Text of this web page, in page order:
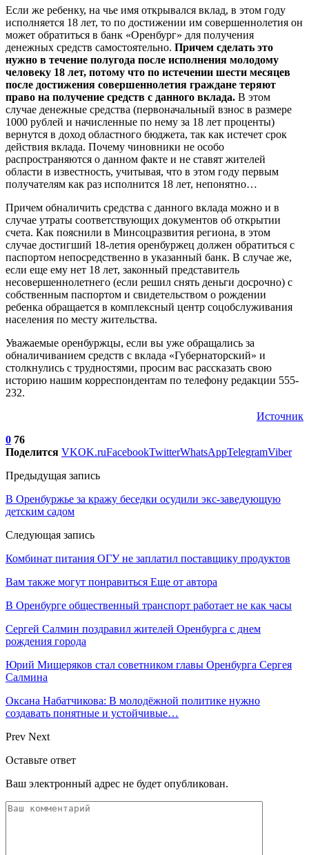
Если же ребенку, на чье имя открывался вклад, в этом году
исполняется 18 лет, то по достижении им совершеннолетия он
может обратиться в банк «Оренбург» для получения
денежных средств самостоятельно. Причем сделать это
нужно в течение полугода после исполнения молодому
человеку 18 лет, потому что по истечении шести месяцев
после достижения совершеннолетия граждане теряют
право на получение средств с данного вклада. В этом
случае денежные средства (первоначальный взнос в размере
1000 рублей и начисленные по нему за 18 лет проценты)
вернутся в доход областного бюджета, так как истечет срок
действия вклада. Почему чиновники не особо
распространяются о данном факте и не ставят жителей
области в известность, учитывая, что в этом году первым
получателям как раз исполнится 18 лет, непонятно…
Причем обналичить средства с данного вклада можно и в
случае утраты соответствующих документов об открытии
счета. Как пояснили в Минсоцразвития региона, в этом
случае достигший 18-летия оренбуржец должен обратиться с
паспортом непосредственно в указанный банк. В случае же,
если еще ему нет 18 лет, законный представитель
несовершеннолетнего (если решил снять деньги досрочно) с
собственным паспортом и свидетельством о рождении
ребенка обращается в комплексный центр соцобслуживания
населения по месту жительства.
Уважаемые оренбуржцы, если вы уже обращались за
обналичиванием средств с вклада «Губернаторский» и
столкнулись с трудностями, просим вас рассказать свою
историю нашим корреспондентам по телефону редакции 555-
232.
Источник
0 76
Поделится VKOK.ruFacebookTwitterWhatsAppTelegramViber
Предыдущая запись
В Оренбуржье за кражу беседки осудили экс-заведующую
детским садом
Следующая запись
Комбинат питания ОГУ не заплатил поставщику продуктов
Вам также могут понравиться Еще от автора
В Оренбурге общественный транспорт работает не как часы
Сергей Салмин поздравил жителей Оренбурга с днем
рождения города
Юрий Мищеряков стал советником главы Оренбурга Сергея
Салмина
Оксана Набатчикова: В молодёжной политике нужно
создавать понятные и устойчивые…
Prev Next
Оставьте ответ
Ваш электронный адрес не будет опубликован.